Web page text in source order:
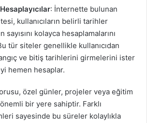
: İnternette bulunan
kullanıcıların belirli tarihler
sayısını kolayca hesaplamalarını
tür siteler genellikle kullanıcıdan
ve bitiş tarihlerini girmelerini ister
hemen hesaplar.
özel günler, projeler veya eğitim
bir yere sahiptir. Farklı
sayesinde bu süreler kolaylıkla